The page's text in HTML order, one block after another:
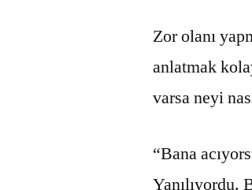
Zor olanı
anlatmak
varsa neyi
“Bana
Yanılıyordu.